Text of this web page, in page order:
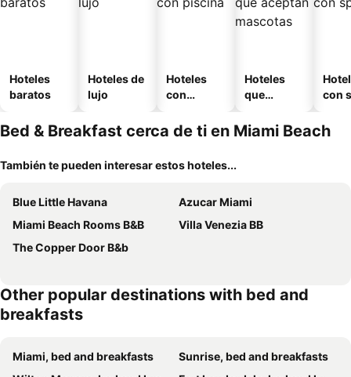
Hoteles
baratos
Hoteles de
lujo
Hoteles
con
Hoteles
que
mascotas
con
Bed & Breakfast cerca de ti en Miami Beach
También te pueden interesar estos hoteles...
Blue Little Havana
Azucar Miami
Miami Beach Rooms B&B
Villa Venezia BB
The Copper Door B&b
Other popular destinations with bed and
breakfasts
Miami, bed and breakfasts
Sunrise, bed and breakfasts